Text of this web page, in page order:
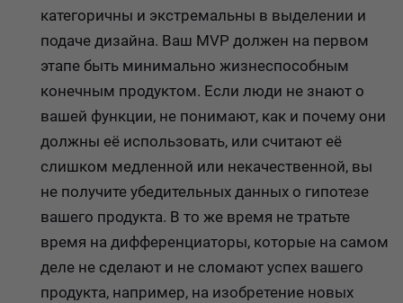
категоричны и экстремальны в выделении и
подаче дизайна. Ваш MVP должен на первом
этапе быть минимально жизнеспособным
конечным продуктом. Если люди не знают о
вашей функции, не понимают, как и почему они
должны её использовать, или считают её
слишком медленной или некачественной, вы
не получите убедительных данных о гипотезе
вашего продукта. В то же время не тратьте
время на дифференциаторы, которые на самом
деле не сделают и не сломают успех вашего
продукта, например, на изобретение новых